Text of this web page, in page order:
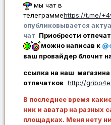
мы чат в
телеграммеhttps://t.me/
опубликовывается
чат Приобрести
можно написав к
ваш провайдер блочит
ссылка на наш
отпечатков http://
В последнее время
ник и аватар на разных
площадках. Меня нету